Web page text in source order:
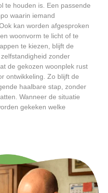
te houden is. Een passende
waarin iemand
kan worden afgesproken
woonvorm te licht of te
te kiezen, blijft de
zonder
de gekozen woonplek rust
ontwikkeling. Zo blijft de
haalbare stap, zonder
Wanneer de situatie
gekeken welke